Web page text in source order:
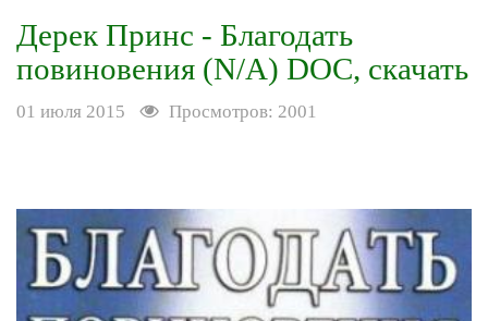
Дерек Принс - Благодать
повиновения (N/A) DOC, скачать
01 июля 2015 Просмотров: 2001